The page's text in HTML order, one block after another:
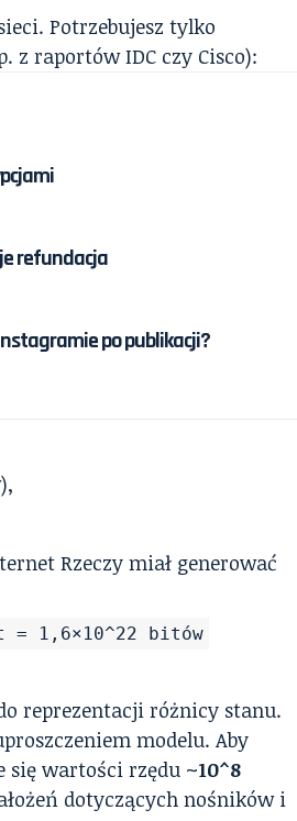
Potrzebujesz tylko
raportów IDC czy Cisco):
refundacja
po publikacji?
Rzeczy miał generować
1,6×10^22 bitów
reprezentacji różnicy stanu.
modelu. Aby
się wartości rzędu ~10^8
dotyczących nośników i